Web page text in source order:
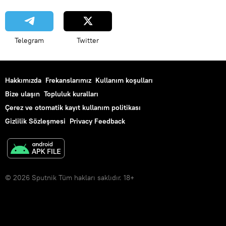
Walt Disney
Rusya
Telegram Twitter
Hakkımızda Frekanslarımız Kullanım koşulları
Bize ulaşın Topluluk kuralları
Çerez ve otomatik kayıt kullanım politikası
Gizlilik Sözleşmesi Privacy Feedback
© 2026 Sputnik Tüm hakları saklıdır. 18+